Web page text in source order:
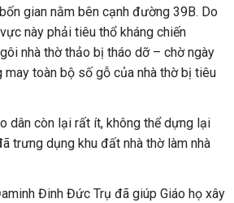
gian nằm bên cạnh đường 39B. Do
này phải tiêu thổ kháng chiến
nhà thờ thảo bị tháo dỡ – chờ ngày
may toàn bộ số gỗ của nhà thờ bị tiêu
dân còn lại rất ít, không thể dựng lại
trưng dụng khu đất nhà thờ làm nhà
Đinh Đức Trụ đã giúp Giáo họ xây